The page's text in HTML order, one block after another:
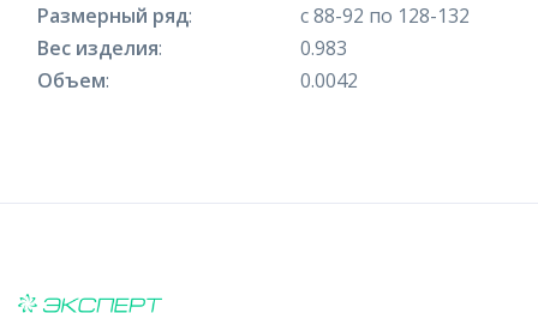
Размерный ряд:
с 88-92 по 128-132
Вес изделия:
0.983
Объем: 0.0042